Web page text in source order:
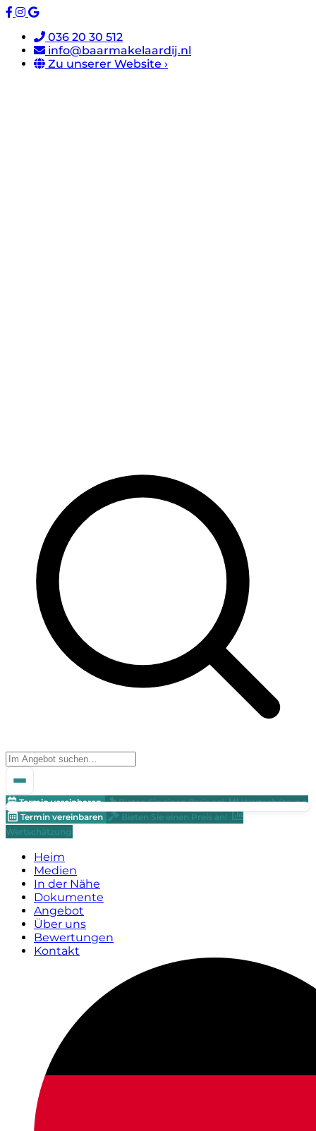
036 20 30 512
info@baarmakelaardij.nl
Zu unserer Website ›
Termin vereinbaren Bieten Sie einen Preis an!
Wertschätzung
Termin vereinbaren
Bieten Sie einen Preis an!
Wertschätzung
Heim
Medien
In der Nähe
Dokumente
Angebot
Über uns
Bewertungen
Kontakt